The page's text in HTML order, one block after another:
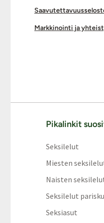
Markkinointi ja
Pikalinkit
Seksilelut
Miesten
Naisten
Seksilelut
Seksiasut